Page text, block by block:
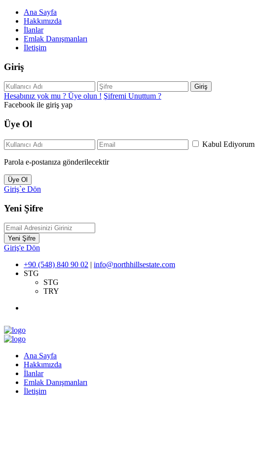
Ana Sayfa
Hakkımızda
İlanlar
Emlak Danışmanları
İletişim
Giriş
Giriş
Hesabınız yok mu ? Üye olun ! Şifremi Unuttum ?
Facebook ile giriş yap
Üye Ol
Kabul Ediyorum
Parola e-postanıza gönderilecektir
Üye Ol
Giriş`e Dön
Yeni Şifre
Yeni Şifre
Giriş'e Dön
+90 (548) 840 90 02 | info@northhillsestate.com
STG
STG
TRY
Ana Sayfa
Hakkımızda
İlanlar
Emlak Danışmanları
İletişim